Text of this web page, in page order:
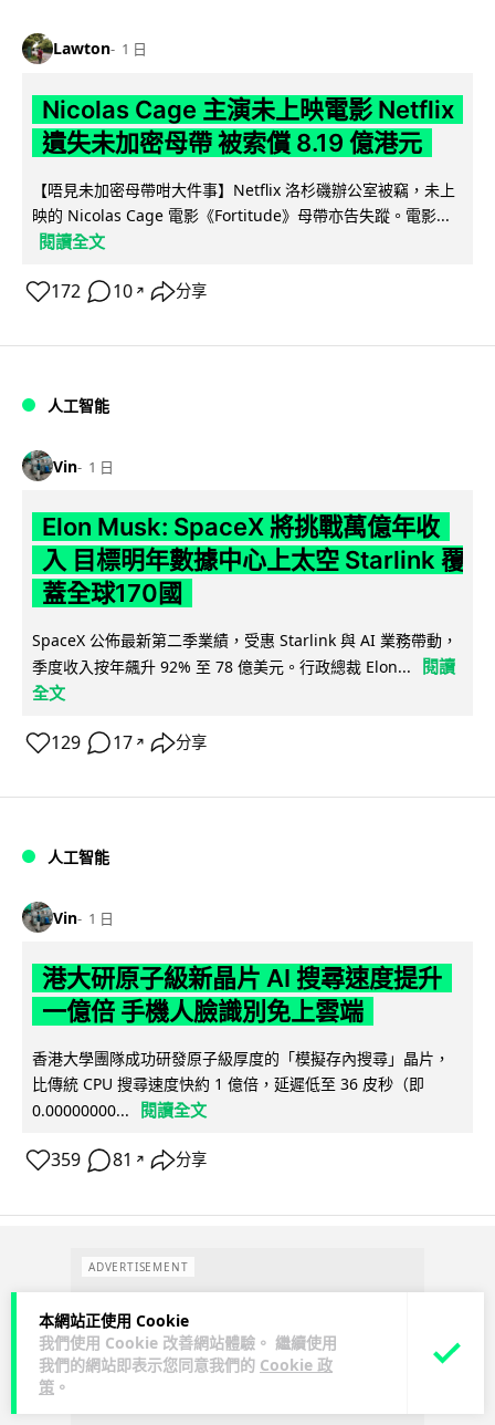
本網站正使用 Cookie
我們使用 Cookie 改善網站體驗。 繼續使用
我們的網站即表示您同意我們的 Cookie 政
策 。
Lawton 1 日
Nicolas Cage 主演未上映電影 Netflix
遺失未加密母帶 被索償 8.19 億港元
【唔見未加密母帶咁大件事】Netflix 洛杉磯辦公室被竊，未上
映的 Nicolas Cage 電影《Fortitude》母帶亦告失蹤。電影...
閱讀全文
172 10 ↗ 分享
人工智能
Vin 1 日
Elon Musk: SpaceX 將挑戰萬億年收
入 目標明年數據中心上太空 Starlink 覆
蓋全球170國
SpaceX 公佈最新第二季業績，受惠 Starlink 與 AI 業務帶動，
季度收入按年飆升 92% 至 78 億美元。行政總裁 Elon...
閱讀
全文
129 17 ↗ 分享
人工智能
Vin 1 日
港大研原子級新晶片 AI 搜尋速度提升
一億倍 手機人臉識別免上雲端
香港大學團隊成功研發原子級厚度的「模擬存內搜尋」晶片，
比傳統 CPU 搜尋速度快約 1 億倍，延遲低至 36 皮秒（即
0.00000000...
閱讀全文
359 81 ↗ 分享
ADVERTISEMENT